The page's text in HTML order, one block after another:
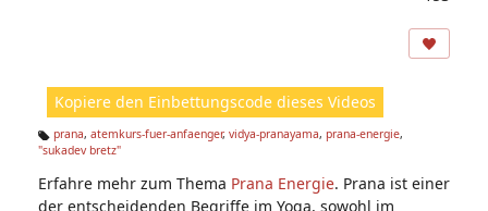
ic
Kopiere den Einbettungscode dieses Videos
Ta
s:
prana, atemkurs-fuer-anfaenger, vidya-pranayama, prana-energie,
"sukadev bretz"
Erfahre mehr zum Thema Prana Energie. Prana ist einer
der entscheidenden Begriffe im Yoga, sowohl im